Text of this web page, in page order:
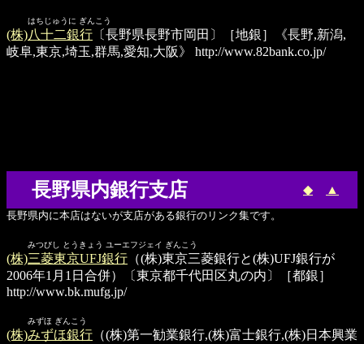
はちじゅうに ぎんこう
(株)八十二銀行 〔長野県長野市岡田〕［地銀］《長野,新潟,
岐阜,東京,埼玉,群馬,愛知,大阪》
http://www.82bank.co.jp/
長野県内銀行支店 ◆ ▲
長野県内に本店はないが支店がある銀行のリンク集です。
みつびし とうきょう ユーエフジェイ ぎんこう
(株)三菱東京UFJ銀行 （(株)東京三菱銀行と(株)UFJ銀行が
2006年1月1日合併）〔東京都千代田区丸の内〕［都銀］
http://www.bk.mufg.jp/
みずほ ぎんこう
(株)みずほ銀行 （(株)第一勧業銀行,(株)富士銀行,(株)日本興業